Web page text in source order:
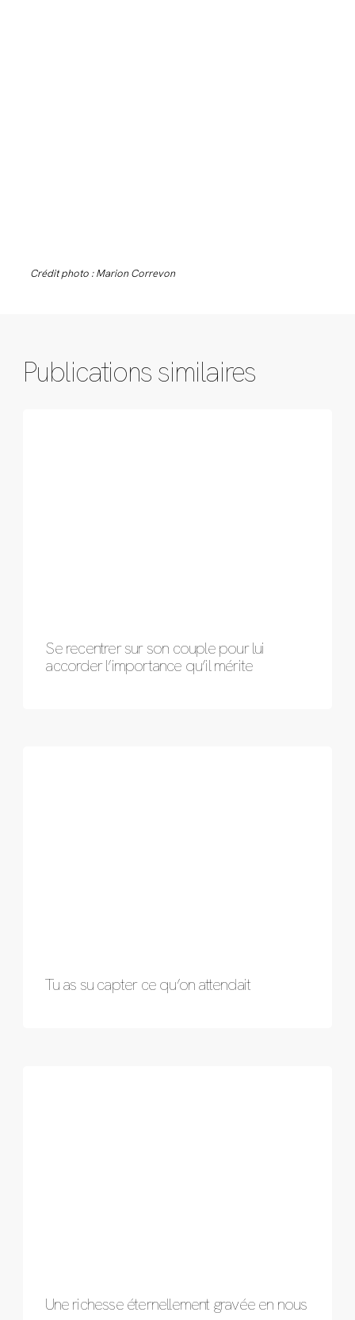
Crédit photo : Marion Correvon
Publications similaires
Se recentrer sur son couple pour lui
accorder l’importance qu’il mérite
Tu as su capter ce qu’on attendait
Une richesse éternellement gravée en nous